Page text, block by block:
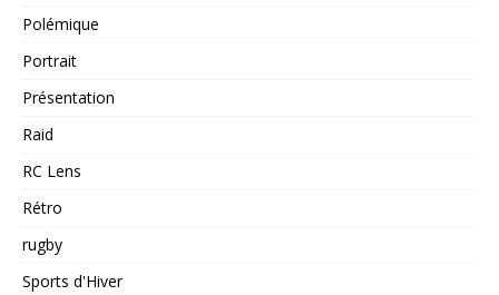
Polémique
Portrait
Présentation
Raid
RC Lens
Rétro
rugby
Sports d'Hiver